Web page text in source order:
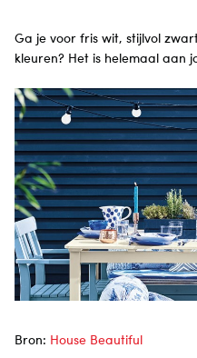
Ga je voor fris wit, stijlvol
kleuren? Het is helemaal aan
Bron: House Beautiful